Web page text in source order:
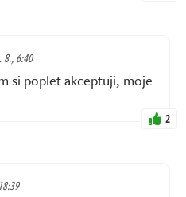
8., 6:40
si poplet akceptuji, moje
2